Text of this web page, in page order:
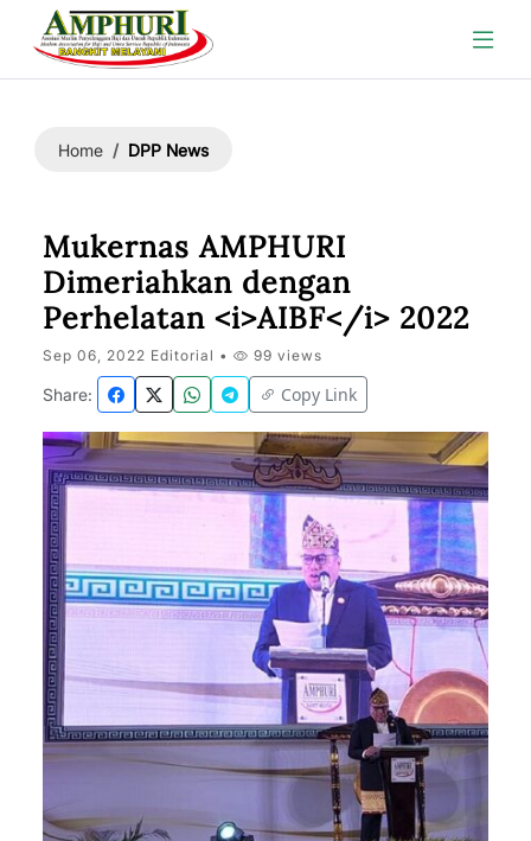
Home DPP News
Mukernas AMPHURI
Dimeriahkan dengan
Perhelatan <i>AIBF</i> 2022
Sep 06, 2022 Editorial • 99 views
Share: Copy Link